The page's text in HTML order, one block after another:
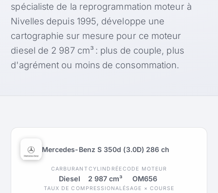
spécialiste de la reprogrammation moteur à
Nivelles depuis 1995, développe une
cartographie sur mesure pour ce moteur
diesel de 2 987 cm³ : plus de couple, plus
d'agrément ou moins de consommation.
Mercedes-Benz S 350d (3.0D) 286 ch
CARBURANT
Diesel
CYLINDRÉE
2 987 cm³
CODE MOTEUR
OM656
TAUX DE COMPRESSION ALÉSAGE × COURSE